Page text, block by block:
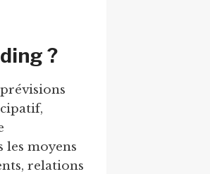
?
les moyens
relations